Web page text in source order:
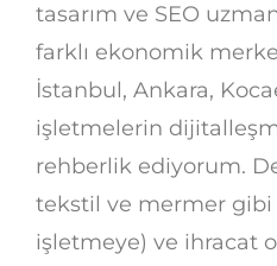
tasarım ve SEO
farklı ekonomik
İstanbul, Ankara,
işletmelerin
rehberlik ediyorum.
tekstil ve mermer
işletmeye) ve ihracat